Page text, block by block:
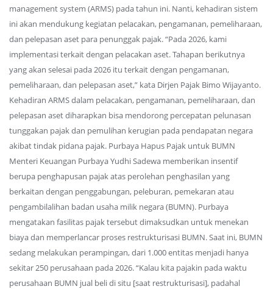
management system (ARMS) pada tahun ini. Nanti, kehadiran sistem
ini akan mendukung kegiatan pelacakan, pengamanan, pemeliharaan,
dan pelepasan aset para penunggak pajak. “Pada 2026, kami
implementasi terkait dengan pelacakan aset. Tahapan berikutnya
yang akan selesai pada 2026 itu terkait dengan pengamanan,
pemeliharaan, dan pelepasan aset,” kata Dirjen Pajak Bimo Wijayanto.
Kehadiran ARMS dalam pelacakan, pengamanan, pemeliharaan, dan
pelepasan aset diharapkan bisa mendorong percepatan pelunasan
tunggakan pajak dan pemulihan kerugian pada pendapatan negara
akibat tindak pidana pajak. Purbaya Hapus Pajak untuk BUMN
Menteri Keuangan Purbaya Yudhi Sadewa memberikan insentif
berupa penghapusan pajak atas perolehan penghasilan yang
berkaitan dengan penggabungan, peleburan, pemekaran atau
pengambilalihan badan usaha milik negara (BUMN). Purbaya
mengatakan fasilitas pajak tersebut dimaksudkan untuk menekan
biaya dan memperlancar proses restrukturisasi BUMN. Saat ini, BUMN
sedang melakukan perampingan, dari 1.000 entitas menjadi hanya
sekitar 250 perusahaan pada 2026. “Kalau kita pajakin pada waktu
perusahaan BUMN jual beli di situ [saat restrukturisasi], padahal